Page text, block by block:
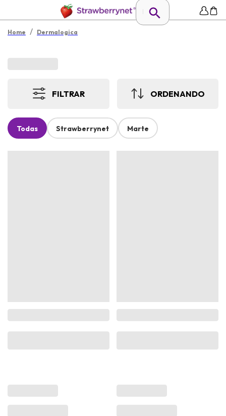
Home / Dermalogica
FILTRAR ORDENANDO
Todas Strawberrynet Marte